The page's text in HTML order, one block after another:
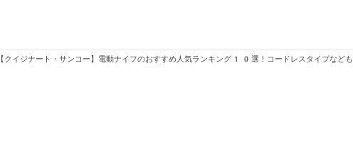
【クイジナート・サンコー】電動ナイフのおすすめ人気ランキング10選！コードレスタイプなども